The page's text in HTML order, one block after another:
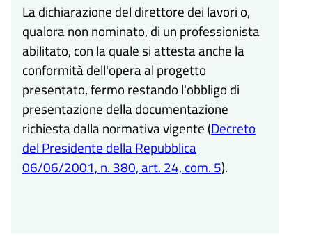
La dichiarazione del direttore dei lavori o,
qualora non nominato, di un professionista
abilitato, con la quale si attesta anche la
conformità dell'opera al progetto
presentato, fermo restando l'obbligo di
presentazione della documentazione
richiesta dalla normativa vigente (Decreto
del Presidente della Repubblica
06/06/2001, n. 380, art. 24, com. 5).